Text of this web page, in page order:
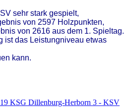
sehr stark gespielt,
von 2597 Holzpunkten,
von 2616 aus dem 1. Spieltag.
ist das Leistungniveau etwas
kann.
KSG Dillenburg-Herborn 3 - KSV